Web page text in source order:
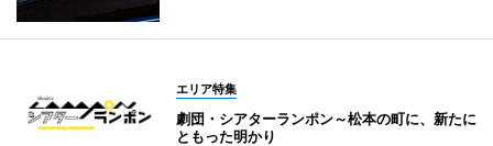
エリア特集
劇団・シアターランポン～松本の町に、新たに
ともった明かり